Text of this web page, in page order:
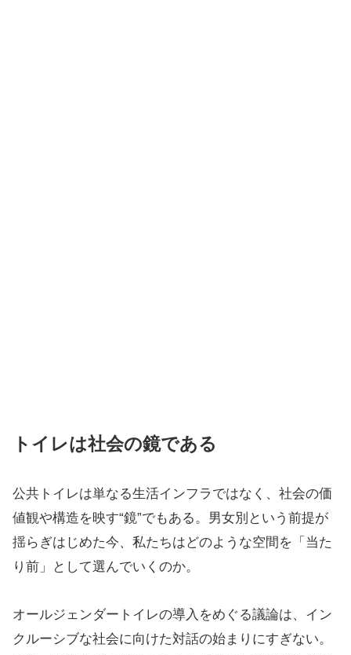
トイレは社会の鏡である
公共トイレは単なる生活インフラではなく、社会の価
値観や構造を映す“鏡”でもある。男女別という前提が
揺らぎはじめた今、私たちはどのような空間を「当た
り前」として選んでいくのか。
オールジェンダートイレの導入をめぐる議論は、イン
クルーシブな社会に向けた対話の始まりにすぎない。